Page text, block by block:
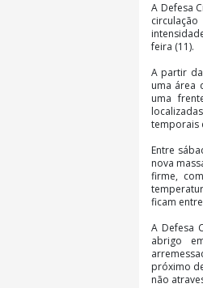
A Defesa
feira (11).
A partir
uma área
uma
temporais
Entre
nova
firme,
ficam
A Defesa
abrigo
próximo
não